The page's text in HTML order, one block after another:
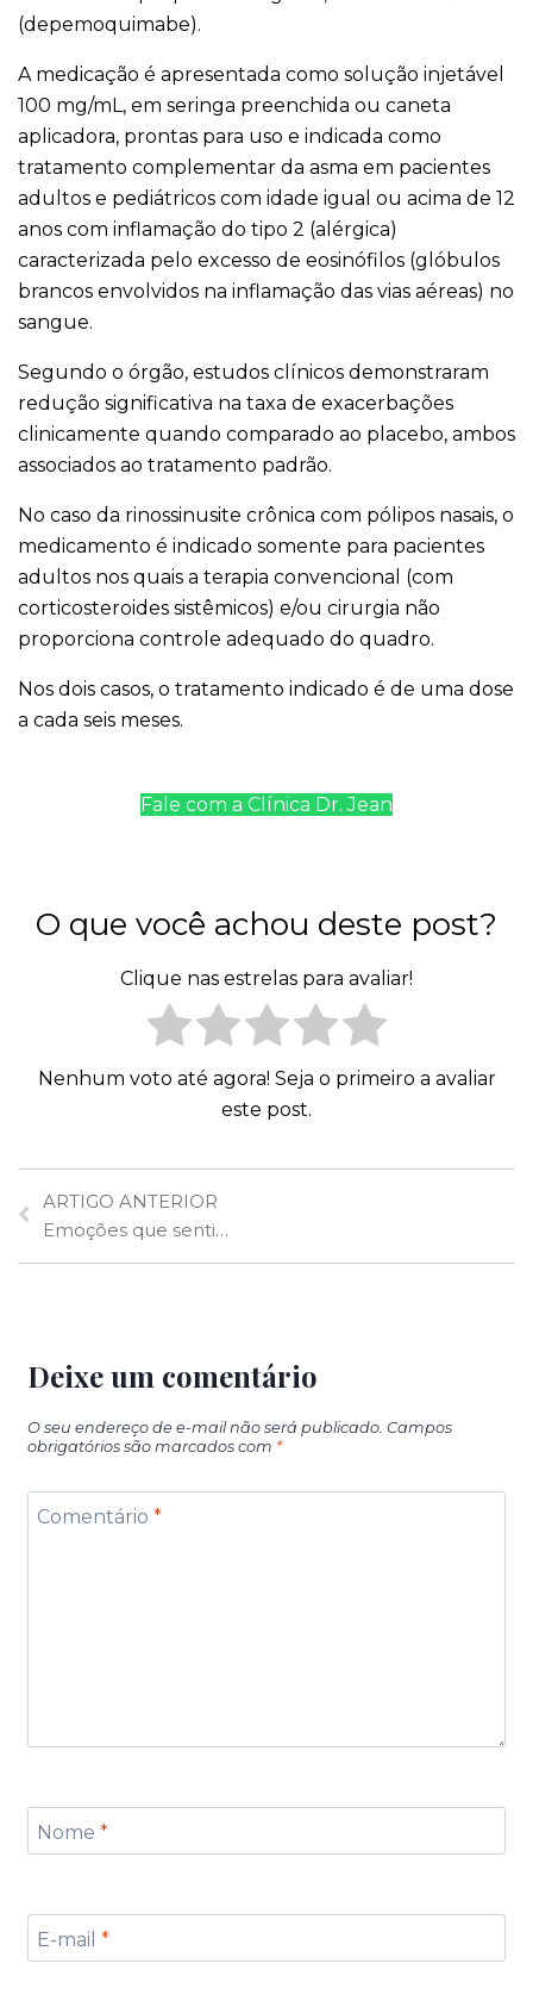
(depemoquimabe).
A medicação é apresentada como solução injetável
100 mg/mL, em seringa preenchida ou caneta
aplicadora, prontas para uso e indicada como
tratamento complementar da asma em pacientes
adultos e pediátricos com idade igual ou acima de 12
anos com inflamação do tipo 2 (alérgica)
caracterizada pelo excesso de eosinófilos (glóbulos
brancos envolvidos na inflamação das vias aéreas) no
sangue.
Segundo o órgão, estudos clínicos demonstraram
redução significativa na taxa de exacerbações
clinicamente quando comparado ao placebo, ambos
associados ao tratamento padrão.
No caso da rinossinusite crônica com pólipos nasais, o
medicamento é indicado somente para pacientes
adultos nos quais a terapia convencional (com
corticosteroides sistêmicos) e/ou cirurgia não
proporciona controle adequado do quadro.
Nos dois casos, o tratamento indicado é de uma dose
a cada seis meses.
Fale com a Clínica Dr. Jean
O que você achou deste post?
Clique nas estrelas para avaliar!
Nenhum voto até agora! Seja o primeiro a avaliar
este post.
ARTIGO ANTERIOR
Emoções que sentimos nos sonhos influenciam humor ao longo do dia, mostra pesquisa
Deixe um comentário
O seu endereço de e-mail não será publicado. Campos
obrigatórios são marcados com *
Comentário *
Nome *
E-mail *